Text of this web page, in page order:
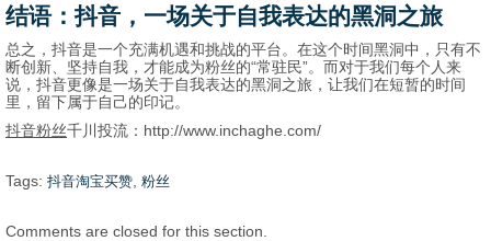
结语：抖音，一场关于自我表达的黑洞之旅
总之，抖音是一个充满机遇和挑战的平台。在这个时间黑洞中，只有不
断创新、坚持自我，才能成为粉丝的“常驻民”。而对于我们每个人来
说，抖音更像是一场关于自我表达的黑洞之旅，让我们在短暂的时间
里，留下属于自己的印记。
抖音粉丝千川投流：http://www.inchaghe.com/
Tags: 抖音淘宝买赞 粉丝
Comments are closed for this section.